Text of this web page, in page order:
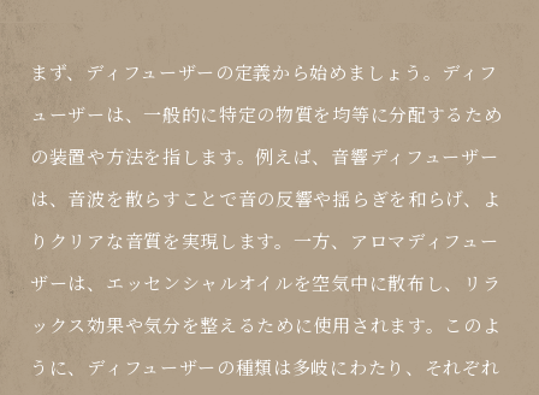
まず、ディフューザーの定義から始めましょう。ディフ
ューザーは、一般的に特定の物質を均等に分配するため
の装置や方法を指します。例えば、音響ディフューザー
は、音波を散らすことで音の反響や揺らぎを和らげ、よ
りクリアな音質を実現します。一方、アロマディフュー
ザーは、エッセンシャルオイルを空気中に散布し、リラ
ックス効果や気分を整えるために使用されます。このよ
うに、ディフューザーの種類は多岐にわたり、それぞれ